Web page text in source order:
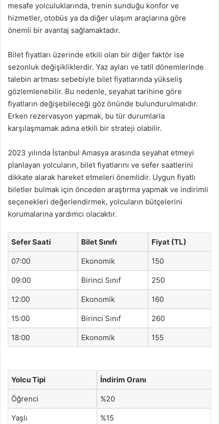
mesafe yolculuklarında, trenin sunduğu konfor ve
hizmetler, otobüs ya da diğer ulaşım araçlarına göre
önemli bir avantaj sağlamaktadır.
Bilet fiyatları üzerinde etkili olan bir diğer faktör ise
sezonluk değişikliklerdir. Yaz ayları ve tatil dönemlerinde
talebin artması sebebiyle bilet fiyatlarında yükseliş
gözlemlenebilir. Bu nedenle, seyahat tarihine göre
fiyatların değişebileceği göz önünde bulundurulmalıdır.
Erken rezervasyon yapmak, bu tür durumlarla
karşılaşmamak adına etkili bir strateji olabilir.
2023 yılında İstanbul Amasya arasında seyahat etmeyi
planlayan yolcuların, bilet fiyatlarını ve sefer saatlerini
dikkate alarak hareket etmeleri önemlidir. Uygun fiyatlı
biletler bulmak için önceden araştırma yapmak ve indirimli
seçenekleri değerlendirmek, yolcuların bütçelerini
korumalarına yardımcı olacaktır.
Sefer Saati Bilet Sınıfı Fiyat (TL)
07:00 Ekonomik 150
09:00 Birinci Sınıf 250
12:00 Ekonomik 160
15:00 Birinci Sınıf 260
18:00 Ekonomik 155
Yolcu Tipi İndirim Oranı
Öğrenci %20
Yaşlı %15